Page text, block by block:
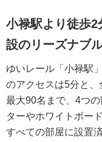
小禄駅より徒歩
設のリーズナブ
ゆいレール「小禄駅
のアクセスは5分と、
最大90名まで、4つ
ターやホワイトボー
すべての部屋に設置